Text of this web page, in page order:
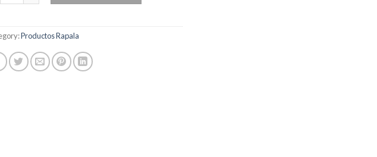
Productos Rapala